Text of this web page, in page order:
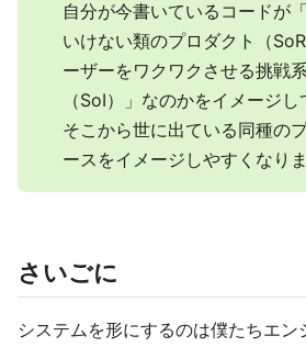
自分が今書いているコードが
いけない類のプロダクト（
ーザーをワクワクさせる挑戦
（SoI）」なのかをイメージし
そこから世に出ている同種の
ースをイメージしやすくなりま
さいごに
システムを形にするのは僕たちエ